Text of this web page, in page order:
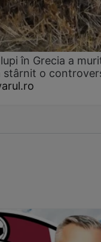
în Grecia a
stârnit o